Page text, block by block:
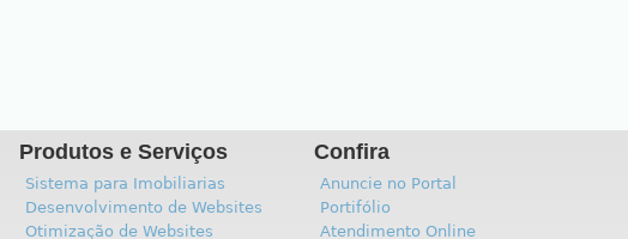
Produtos e Serviços
Sistema para Imobiliarias
Desenvolvimento de Websites
Otimização de Websites
Confira
Anuncie no Portal
Portifólio
Atendimento Online